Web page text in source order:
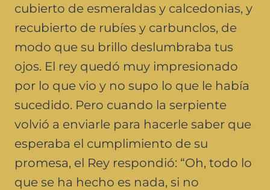
cubierto de esmeraldas y calcedonias, y
recubierto de rubíes y carbunclos, de
modo que su brillo deslumbraba tus
ojos. El rey quedó muy impresionado
por lo que vio y no supo lo que le había
sucedido. Pero cuando la serpiente
volvió a enviarle para hacerle saber que
esperaba el cumplimiento de su
promesa, el Rey respondió: “Oh, todo lo
que se ha hecho es nada, si no